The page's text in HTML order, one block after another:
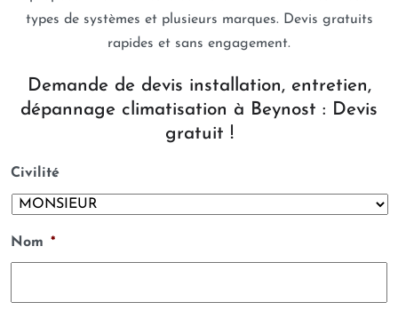
types de systèmes et plusieurs marques. Devis gratuits
rapides et sans engagement.
Demande de devis installation, entretien,
dépannage climatisation à Beynost : Devis
gratuit !
Civilité
Nom *